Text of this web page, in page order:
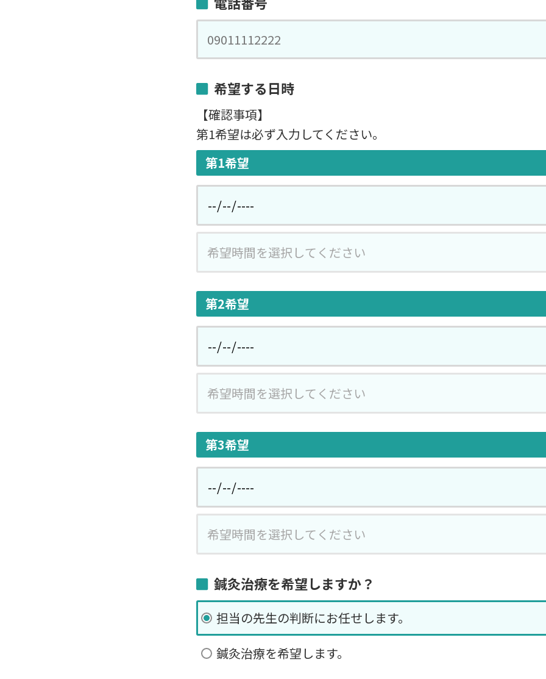
希望する日時
【確認事項】
第1希望は必ず入力してください。
第1希望
第2希望
第3希望
鍼灸治療を希望しますか？
担当の先生の判断にお任せします。
鍼灸治療を希望します。